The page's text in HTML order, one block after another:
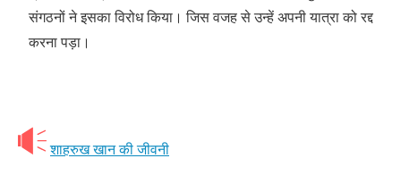
संगठनों ने इसका विरोध किया। जिस वजह से उन्हें अपनी यात्रा को रद्द
करना पड़ा।
शाहरुख खान की जीवनी